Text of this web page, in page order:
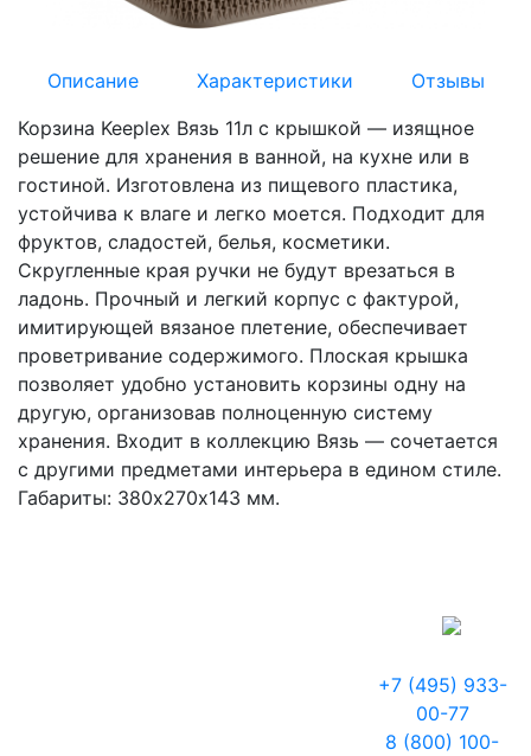
Описание Характеристики
Отзывы
Корзина Keeplex Вязь 11л с крышкой — изящное
решение для хранения в ванной, на кухне или в
гостиной. Изготовлена из пищевого пластика,
устойчива к влаге и легко моется. Подходит для
фруктов, сладостей, белья, косметики.
Скругленные края ручки не будут врезаться в
ладонь. Прочный и легкий корпус с фактурой,
имитирующей вязаное плетение, обеспечивает
проветривание содержимого. Плоская крышка
позволяет удобно установить корзины одну на
другую, организовав полноценную систему
хранения. Входит в коллекцию Вязь — сочетается
с другими предметами интерьера в едином стиле.
Габариты: 380х270х143 мм.
+7 (495) 933-
00-77
8 (800) 100-